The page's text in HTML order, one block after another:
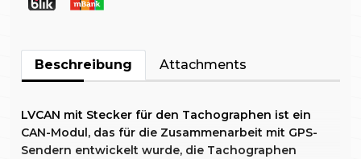
Beschreibung Attachments
LVCAN mit Stecker für den Tachographen ist ein
CAN-Modul, das für die Zusammenarbeit mit GPS-
Sendern entwickelt wurde, die Tachographen